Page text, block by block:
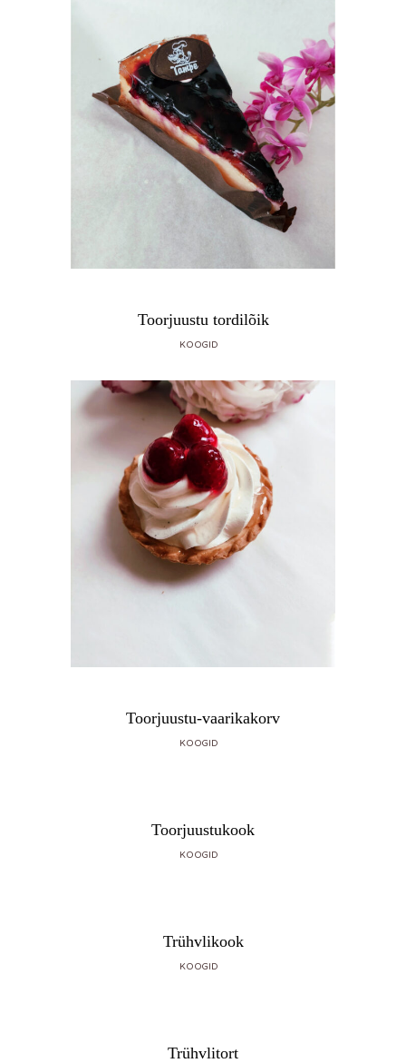
Toorjuustu tordilõik
KOOGID
Toorjuustu-vaarikakorv
KOOGID
Toorjuustukook
KOOGID
Trühvlikook
KOOGID
Trühvlitort